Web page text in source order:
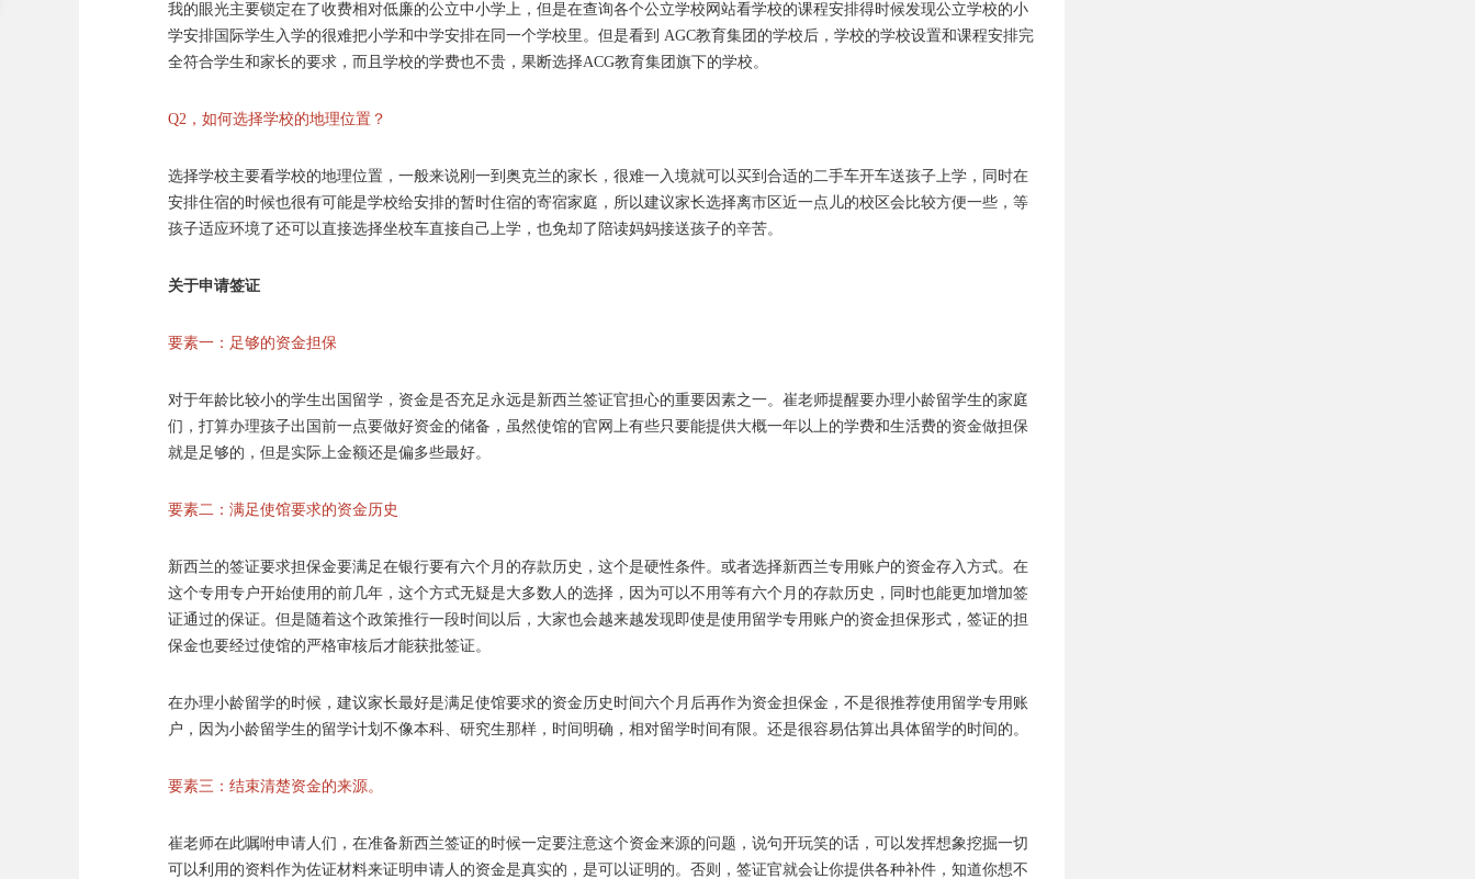
我的眼光主要锁定在了收费相对低廉的公立中小学上，但是在查询各个公立学校网站看学校的课程安排得时候发现公立学校的小
学安排国际学生入学的很难把小学和中学安排在同一个学校里。但是看到 AGC教育集团的学校后，学校的学校设置和课程安排完
全符合学生和家长的要求，而且学校的学费也不贵，果断选择ACG教育集团旗下的学校。
Q2，如何选择学校的地理位置？
选择学校主要看学校的地理位置，一般来说刚一到奥克兰的家长，很难一入境就可以买到合适的二手车开车送孩子上学，同时在
安排住宿的时候也很有可能是学校给安排的暂时住宿的寄宿家庭，所以建议家长选择离市区近一点儿的校区会比较方便一些，等
孩子适应环境了还可以直接选择坐校车直接自己上学，也免却了陪读妈妈接送孩子的辛苦。
关于申请签证
要素一：足够的资金担保
对于年龄比较小的学生出国留学，资金是否充足永远是新西兰签证官担心的重要因素之一。崔老师提醒要办理小龄留学生的家庭
们，打算办理孩子出国前一点要做好资金的储备，虽然使馆的官网上有些只要能提供大概一年以上的学费和生活费的资金做担保
就是足够的，但是实际上金额还是偏多些最好。
要素二：满足使馆要求的资金历史
新西兰的签证要求担保金要满足在银行要有六个月的存款历史，这个是硬性条件。或者选择新西兰专用账户的资金存入方式。在
这个专用专户开始使用的前几年，这个方式无疑是大多数人的选择，因为可以不用等有六个月的存款历史，同时也能更加增加签
证通过的保证。但是随着这个政策推行一段时间以后，大家也会越来越发现即使是使用留学专用账户的资金担保形式，签证的担
保金也要经过使馆的严格审核后才能获批签证。
在办理小龄留学的时候，建议家长最好是满足使馆要求的资金历史时间六个月后再作为资金担保金，不是很推荐使用留学专用账
户，因为小龄留学生的留学计划不像本科、研究生那样，时间明确，相对留学时间有限。还是很容易估算出具体留学的时间的。
要素三：结束清楚资金的来源。
崔老师在此嘱咐申请人们，在准备新西兰签证的时候一定要注意这个资金来源的问题，说句开玩笑的话，可以发挥想象挖掘一切
可以利用的资料作为佐证材料来证明申请人的资金是真实的，是可以证明的。否则，签证官就会让你提供各种补件，知道你想不